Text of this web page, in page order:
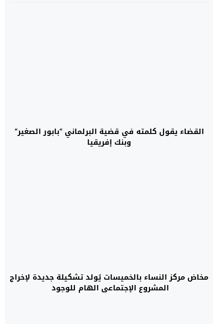
القضاء يقول كلمته في قضية البرلماني “بابور الصغير”
وبنك إفريقيا
مخاض مركز النساء بالخميسات يُولد تشكيلة جديدة لإخراج
المشروع الإجتماعي الهام للوجود